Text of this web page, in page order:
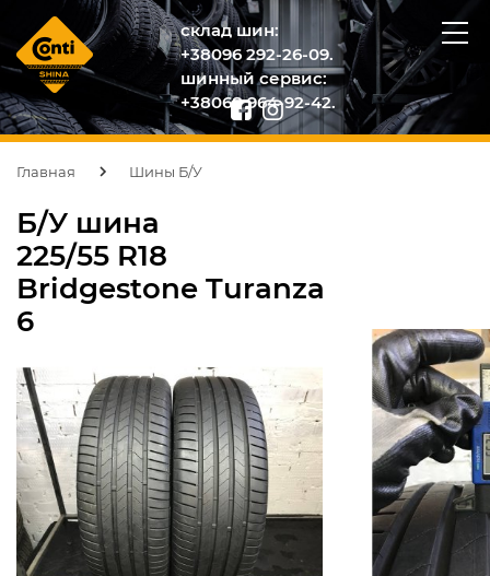
склад шин:
+38096 292-26-09.
шинный сервис:
+38068 964-92-42.
Главная Шины Б/У
Б/У шина
225/55 R18
Bridgestone Turanza
6